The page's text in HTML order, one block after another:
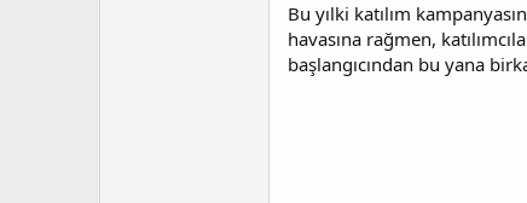
Bu yılki katılım
havasına rağmen,
başlangıcından bu yana